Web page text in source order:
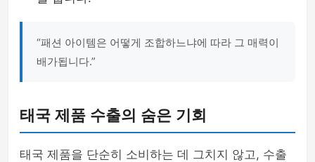
“패션 아이템은 어떻게 조합하느냐에 따라 그 매력이
배가됩니다.”
태국 제품 수출의 숨은 기회
태국 제품을 단순히 소비하는 데 그치지 않고, 수출